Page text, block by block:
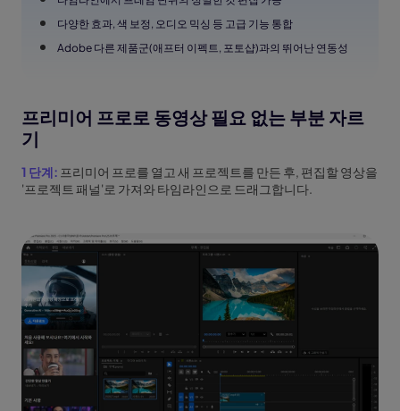
다양한 효과, 색 보정, 오디오 믹싱 등 고급 기능 통합
Adobe 다른 제품군(애프터 이펙트, 포토샵)과의 뛰어난 연동성
프리미어 프로로 동영상 필요 없는 부분 자르
기
1 단계: 프리미어 프로를 열고 새 프로젝트를 만든 후, 편집할 영상을
'프로젝트 패널'로 가져와 타임라인으로 드래그합니다.